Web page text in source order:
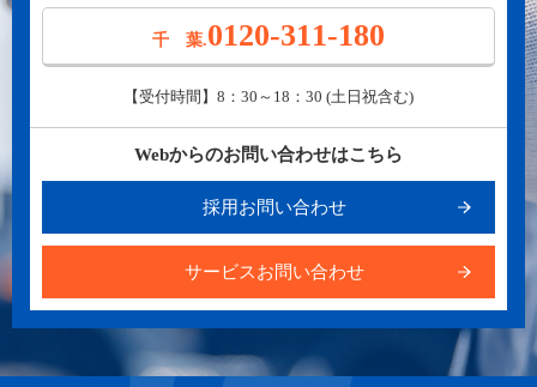
千 葉.0120-311-180
【受付時間】8：30～18：30 (土日祝含む)
Webからのお問い合わせはこちら
採用お問い合わせ
サービスお問い合わせ